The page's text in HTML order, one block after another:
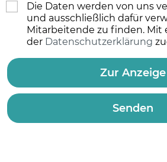
Die Daten werden von uns
und ausschließlich dafür
Mitarbeitende zu finden. Mit
der Datenschutzerklärung
Zur Anzeige
Senden